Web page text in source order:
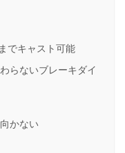
でキャスト可能
らないブレーキダイ
かない